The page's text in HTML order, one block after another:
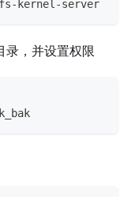
kernel-server
，并设置权限